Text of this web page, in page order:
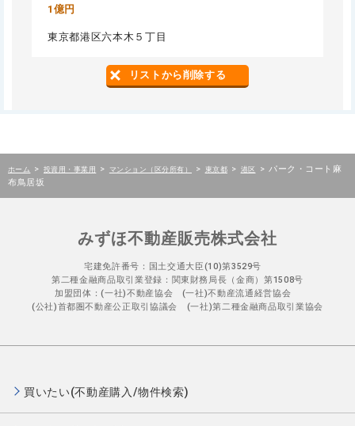
1億円
東京都港区六本木５丁目
リストから削除する
ホーム > 投資用・事業用 > マンション（区分所有） > 東京都 > 港区 > パーク・コート麻
布鳥居坂
みずほ不動産販売株式会社
宅建免許番号：国土交通大臣(10)第3529号
第二種金融商品取引業登録：関東財務局長（金商）第1508号
加盟団体：(一社)不動産協会 (一社)不動産流通経営協会
(公社)首都圏不動産公正取引協議会 (一社)第二種金融商品取引業協会
買いたい(不動産購入/物件検索)